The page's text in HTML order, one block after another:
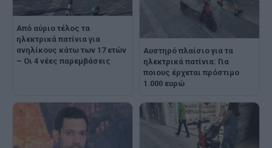
Από αύριο τέλος τα
ηλεκτρικά πατίνια για
ανηλίκους κάτω των 17 ετών
– Οι 4 νέες παρεμβάσεις
Αυστηρό πλαίσιο για τα
ηλεκτρικά πατίνια: Για
ποιους έρχεται πρόστιμο
1.000 ευρώ